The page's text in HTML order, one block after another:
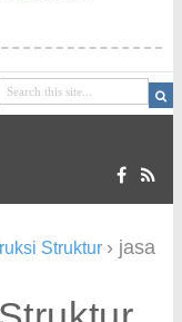
Struktur › jasa